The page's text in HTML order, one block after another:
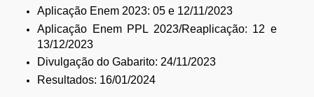
Aplicação Enem 2023: 05 e 12/11/2023
Aplicação Enem PPL 2023/Reaplicação: 12 e
13/12/2023
Divulgação do Gabarito: 24/11/2023
Resultados: 16/01/2024